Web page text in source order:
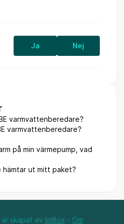
Ja Nej
varmvattenberedare?
varmvattenberedare?
på min värmepump, vad
hämtar ut mitt paket?
skapat av ImBox - Om